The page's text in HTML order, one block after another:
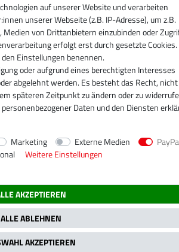
NEU INJEKTOREN RUMPFGRUPPEN
Neuer Original
Mercedes Benz
53279700007
auf unserer Website und verarbeiten
unserer Webseite (z.B. IP-Adresse), um z.B.
Medien von Drittanbietern einzubinden oder
erfolgt erst durch gesetzte
Einstellungen benennen.
oder aufgrund eines berechtigten Interesses
abgelehnt werden. Es besteht das Recht, nicht
späteren Zeitpunkt zu ändern oder zu
Daten und den Diensten
Marketing Externe Medien
Weitere Einstellungen
AKZEPTIEREN
ALLE ABLEHNEN
AKZEPTIEREN